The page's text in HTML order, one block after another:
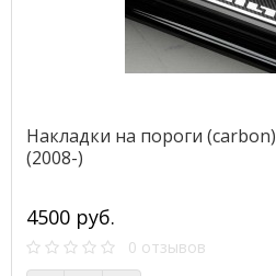
Накладки на пороги
(2008-)
4500 руб.
0 отзывов